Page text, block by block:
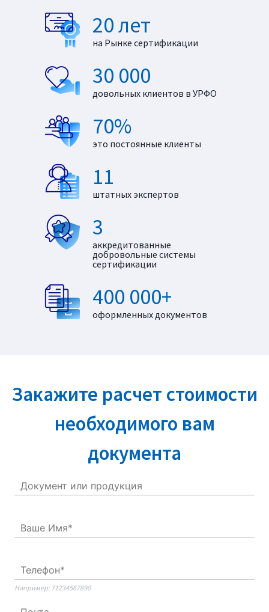
20 лет
на Рынке сертификации
30 000
довольных клиентов в УРФО
70%
это постоянные клиенты
11
штатных экспертов
3
аккредитованные
добровольные системы
сертификации
400 000+
оформленных документов
Закажите расчет стоимости
необходимого вам
документа
Например: 71234567890